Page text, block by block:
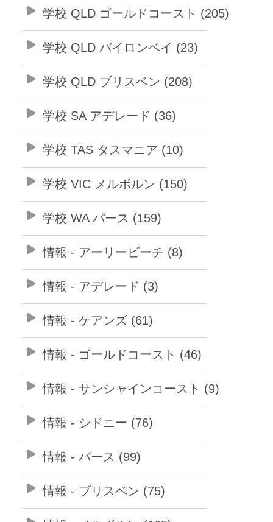
学校 QLD ゴールドコースト (205)
学校 QLD バイロンベイ (23)
学校 QLD ブリスベン (208)
学校 SA アデレード (36)
学校 TAS タスマニア (10)
学校 VIC メルボルン (150)
学校 WA パース (159)
情報 - アーリービーチ (8)
情報 - アデレード (3)
情報 - ケアンズ (61)
情報 - ゴールドコースト (46)
情報 - サンシャインコースト (9)
情報 - シドニー (76)
情報 - パース (99)
情報 - ブリスベン (75)